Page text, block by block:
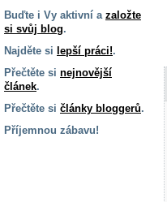
Buďte i Vy aktivní a založte
si svůj blog.
Najděte si lepší práci!.
Přečtěte si nejnovější
článek.
Přečtěte si články bloggerů.
Příjemnou zábavu!